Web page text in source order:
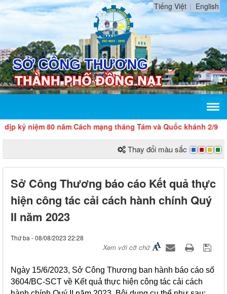
Tiếng Việt English
80 năm Cách mạng tháng Tám và Quốc khánh 2/9
Thay đổi màu sắc
Sở Công Thương báo cáo Kết quả thực
hiện công tác cải cách hành chính Quý
II năm 2023
Thứ ba - 08/08/2023 22:28
Xem với cỡ chữ
​Ngày 15/6/2023, Sở Công Thương ban hành báo cáo số
3604/BC-SCT về Kết quả thực hiện công tác cải cách